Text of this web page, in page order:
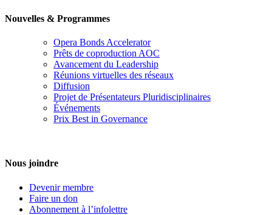
Nouvelles & Programmes
Opera Bonds Accelerator
Prêts de coproduction AOC
Avancement du Leadership
Réunions virtuelles des réseaux
Diffusion
Projet de Présentateurs Pluridisciplinaires
Événements
Prix Best in Governance
Nous joindre
Devenir membre
Faire un don
Abonnement à l’infolettre